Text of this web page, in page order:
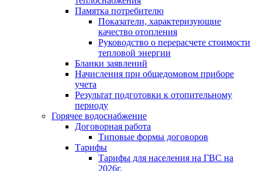
Памятка потребителю
Показатели, характеризующие
качество отопления
Руководство о перерасчете стоимости
тепловой энергии
Бланки заявлений
Начисления при общедомовом приборе
учета
Результат подготовки к отопительному
периоду
Горячее водоснабжение
Договорная работа
Типовые формы договоров
Тарифы
Тарифы для населения на ГВС на
2026г.